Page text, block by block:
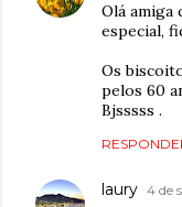
Olá amiga
especial,
Os
pelos 60
Bjsssss .
laury 4 de